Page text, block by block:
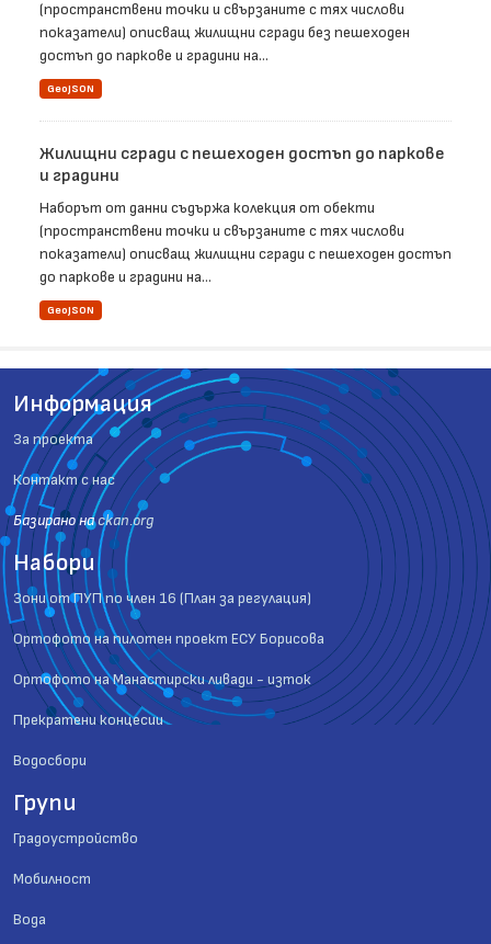
(пространствени точки и свързаните с тях числови
показатели) описващ жилищни сгради без пешеходен
достъп до паркове и градини на...
GeoJSON
Жилищни сгради с пешеходен достъп до паркове
и градини
Наборът от данни съдържа колекция от обекти
(пространствени точки и свързаните с тях числови
показатели) описващ жилищни сгради с пешеходен достъп
до паркове и градини на...
GeoJSON
Информация
За проекта
Контакт с нас
Базиранo наckan.org
Набори
Зони от ПУП по член 16 (План за регулация)
Ортофото на пилотен проект ЕСУ Борисова
Ортофото на Манастирски ливади - изток
Прекратени концесии
Водосбори
Групи
Градоустройство
Мобилност
Вода